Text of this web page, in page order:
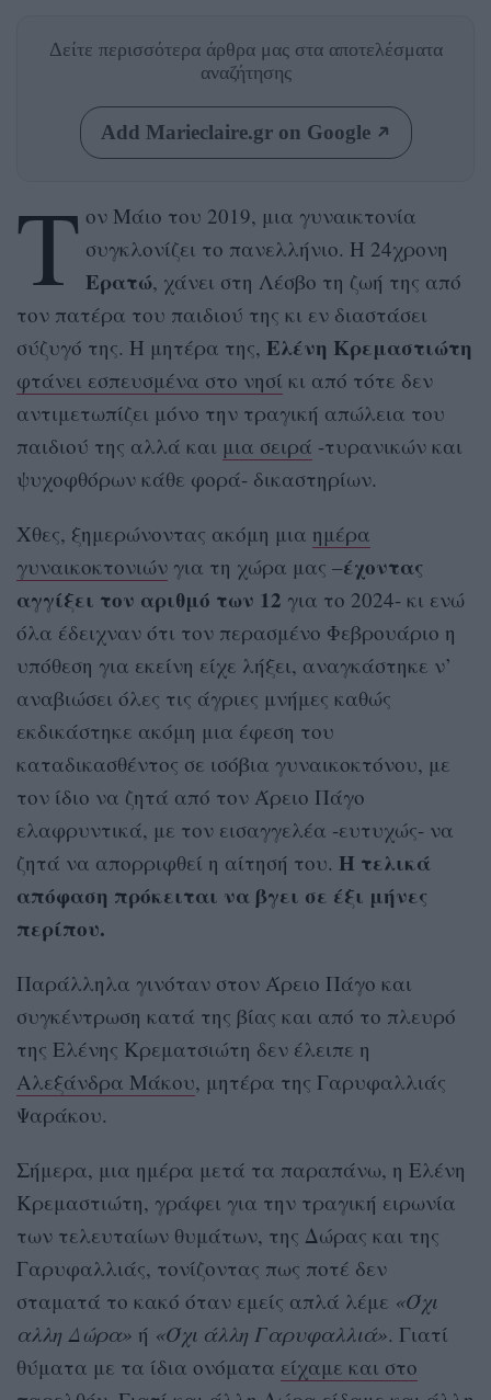
Δείτε περισσότερα άρθρα μας στα αποτελέσματα
αναζήτησης
Add Marieclaire.gr on Google
Τ ον Μάιο του 2019, μια γυναικτονία
συγκλονίζει το πανελλήνιο. Η 24χρονη
Ερατώ, χάνει στη Λέσβο τη ζωή της από
τον πατέρα του παιδιού της κι εν διαστάσει
σύζυγό της. Η μητέρα της, Ελένη Κρεμαστιώτη
φτάνει εσπευσμένα στο νησί κι από τότε δεν
αντιμετωπίζει μόνο την τραγική απώλεια του
παιδιού της αλλά και μια σειρά -τυρανικών και
ψυχοφθόρων κάθε φορά- δικαστηρίων.
Xθες, ξημερώνοντας ακόμη μια ημέρα
γυναικοκτονιών για τη χώρα μας –έχοντας
αγγίξει τον αριθμό των 12 για το 2024- κι ενώ
όλα έδειχναν ότι τον περασμένο Φεβρουάριο η
υπόθεση για εκείνη είχε λήξει, αναγκάστηκε ν’
αναβιώσει όλες τις άγριες μνήμες καθώς
εκδικάστηκε ακόμη μια έφεση του
καταδικασθέντος σε ισόβια γυναικοκτόνου, με
τον ίδιο να ζητά από τον Άρειο Πάγο
ελαφρυντικά, με τον εισαγγελέα -ευτυχώς- να
ζητά να απορριφθεί η αίτησή του. Η τελικά
απόφαση πρόκειται να βγει σε έξι μήνες
περίπου.
Παράλληλα γινόταν στον Άρειο Πάγο και
συγκέντρωση κατά της βίας και από το πλευρό
της Ελένης Κρεματσιώτη δεν έλειπε η
Αλεξάνδρα Μάκου, μητέρα της Γαρυφαλλιάς
Ψαράκου.
Σήμερα, μια ημέρα μετά τα παραπάνω, η Ελένη
Κρεμαστιώτη, γράφει για την τραγική ειρωνία
των τελευταίων θυμάτων, της Δώρας και της
Γαρυφαλλιάς, τονίζοντας πως ποτέ δεν
σταματά το κακό όταν εμείς απλά λέμε «Όχι
αλλη Δώρα» ή «Όχι άλλη Γαρυφαλλιά». Γιατί
θύματα με τα ίδια ονόματα είχαμε και στο